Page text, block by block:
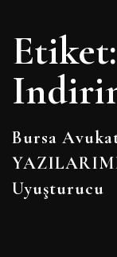
Etiket:
Bursa
Uyuşturucu